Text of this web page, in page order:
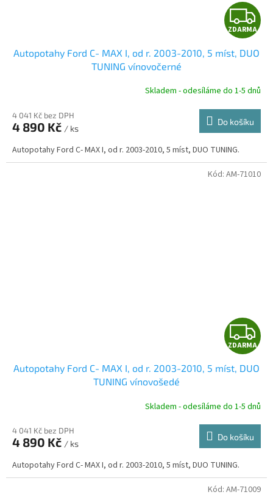
Z
D
R
ZDARMA
Autopotahy Ford C- MAX I, od r. 2003-2010, 5 míst, DUO
TUNING vínovočerné
Skladem - odesíláme do 1-5 dnů
4 041 Kč bez DPH
4 890 Kč / ks
Do košíku
Autopotahy Ford C- MAX I, od r. 2003-2010, 5 míst, DUO TUNING.
Z
D
R
ZDARMA
Autopotahy Ford C- MAX I, od r. 2003-2010, 5 míst, DUO
TUNING vínovošedé
Skladem - odesíláme do 1-5 dnů
4 041 Kč bez DPH
4 890 Kč / ks
Do košíku
Autopotahy Ford C- MAX I, od r. 2003-2010, 5 míst, DUO TUNING.
Kód: AM-71010
Kód: AM-71009